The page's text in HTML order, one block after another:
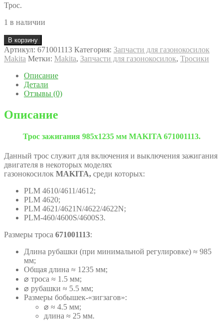
Трос.
1 в наличии
В корзину
Артикул: 671001113 Категория: Запчасти для газонокосилок
Makita Метки: Makita, Запчасти для газонокосилок, Тросики
Описание
Детали
Отзывы (0)
Описание
Трос зажигания 985х1235 мм MAKITA 671001113.
Данный трос служит для включения и выключения зажигания
двигателя в некоторых моделях
газонокосилок MAKITA, среди которых:
PLM 4610/4611/4612;
PLM 4620;
PLM 4621/4621N/4622/4622N;
PLM-460/4600S/4600S3.
Размеры троса 671001113:
Длина рубашки (при минимальной регулировке) ≈ 985
мм;
Общая длина ≈ 1235 мм;
⌀ троса ≈ 1.5 мм;
⌀ рубашки ≈ 5.5 мм;
Размеры бобышек-«зигзагов»:
⌀ ≈ 4.5 мм;
длина ≈ 25 мм.